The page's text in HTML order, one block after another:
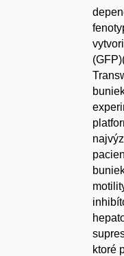
ktoré